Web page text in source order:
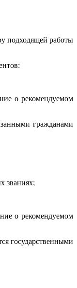
подходящей работы
о рекомендуемом
гражданами
званиях;
о рекомендуемом
государственными